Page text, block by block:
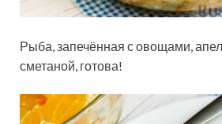
Рыба, запечённая с овощами,
сметаной, готова!